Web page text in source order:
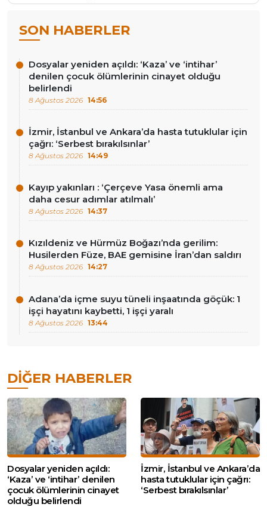
SON HABERLER
Dosyalar yeniden açıldı: ‘Kaza’ ve ‘intihar’
denilen çocuk ölümlerinin cinayet olduğu
belirlendi
8 Ağustos 2026 14:56
İzmir, İstanbul ve Ankara’da hasta tutuklular için
çağrı: ‘Serbest bırakılsınlar’
8 Ağustos 2026 14:49
Kayıp yakınları : ‘Çerçeve Yasa önemli ama
daha cesur adımlar atılmalı’
8 Ağustos 2026 14:37
Kızıldeniz ve Hürmüz Boğazı’nda gerilim:
Husilerden Füze, BAE gemisine İran’dan saldırı
8 Ağustos 2026 14:27
Adana’da içme suyu tüneli inşaatında göçük: 1
işçi hayatını kaybetti, 1 işçi yaralı
8 Ağustos 2026 13:44
DIĞER HABERLER
Dosyalar yeniden açıldı:
‘Kaza’ ve ‘intihar’ denilen
çocuk ölümlerinin cinayet
olduğu belirlendi
İzmir, İstanbul ve Ankara’da
hasta tutuklular için çağrı:
‘Serbest bırakılsınlar’